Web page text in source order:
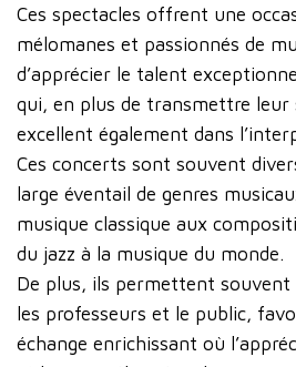
Ces spectacles offrent une
mélomanes et passionnés de
d’apprécier le talent
qui, en plus de transmettre leur
excellent également dans
Ces concerts sont souvent
large éventail de genres
musique classique aux
du jazz à la musique du monde.
De plus, ils permettent
les professeurs et le public,
échange enrichissant où